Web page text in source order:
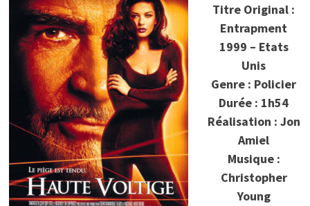
Titre Original :
Entrapment
1999 – Etats
Unis
Genre : Policier
Durée : 1h54
Réalisation : Jon
Amiel
Musique :
Christopher
Young